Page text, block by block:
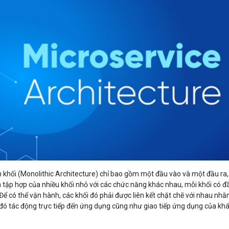
Bảng giá
Bảng giá
Bảng giá
khối (Monolithic Architecture) chỉ bao gồm một đầu vào và một đầu ra,
hợp của nhiều khối nhỏ với các chức năng khác nhau, mỗi khối có
có thể vận hành, các khối đó phải được liên kết chặt chẽ với nhau
tác động trực tiếp đến ứng dụng cũng như giao tiếp ứng dụng của